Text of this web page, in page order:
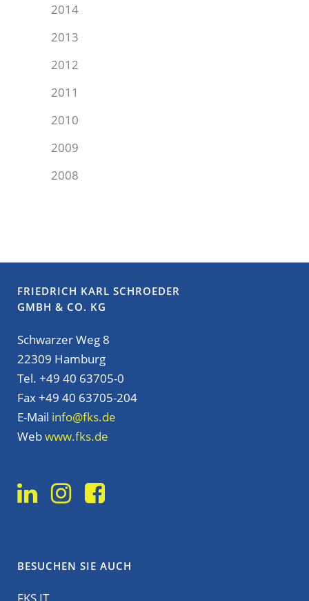
2014
2013
2012
2011
2010
2009
2008
FRIEDRICH KARL SCHROEDER
GMBH & CO. KG
Schwarzer Weg 8
22309 Hamburg
Tel. +49 40 63705-0
Fax +49 40 63705-204
E-Mail info@fks.de
Webwww.fks.de
BESUCHEN SIE AUCH